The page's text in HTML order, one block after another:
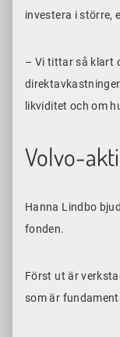
investera i större,
– Vi tittar så klart
likviditet och om
Volvo-
Hanna Lindbo
fonden.
Först ut är
som är